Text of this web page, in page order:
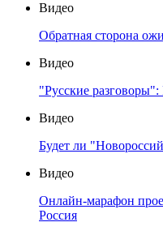
Видео
Обратная сторона
Видео
"Русские разговоры":
Видео
Будет ли
Видео
Онлайн-марафон
Россия